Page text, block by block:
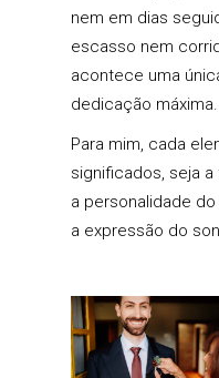
nem em dias
escasso nem
acontece uma
dedicação máxima.
Para mim, cada
significados, seja
a personalidade
a expressão do